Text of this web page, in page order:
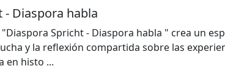
- Diaspora habla
Spricht - Diaspora habla " crea un
y la reflexión compartida sobre las
en histo ...